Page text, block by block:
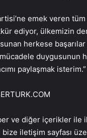
emek veren
ediyor, ülkemizin
herkese
duygusunun
paylaşmak isterim.”
ve diğer içerikler ile
iletişim sayfası